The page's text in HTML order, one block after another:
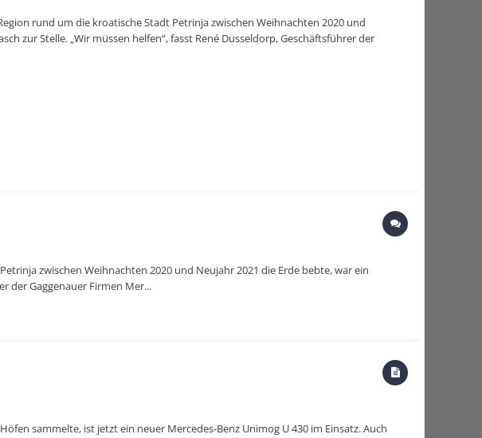
rund um die kroatische Stadt Petrinja zwischen Weihnachten 2020 und
zur Stelle. „Wir müssen helfen“, fasst René Dusseldorp, Geschäftsführer der
zwischen Weihnachten 2020 und Neujahr 2021 die Erde bebte, war ein
der Gaggenauer Firmen Mer...
sammelte, ist jetzt ein neuer Mercedes-Benz Unimog U 430 im Einsatz. Auch